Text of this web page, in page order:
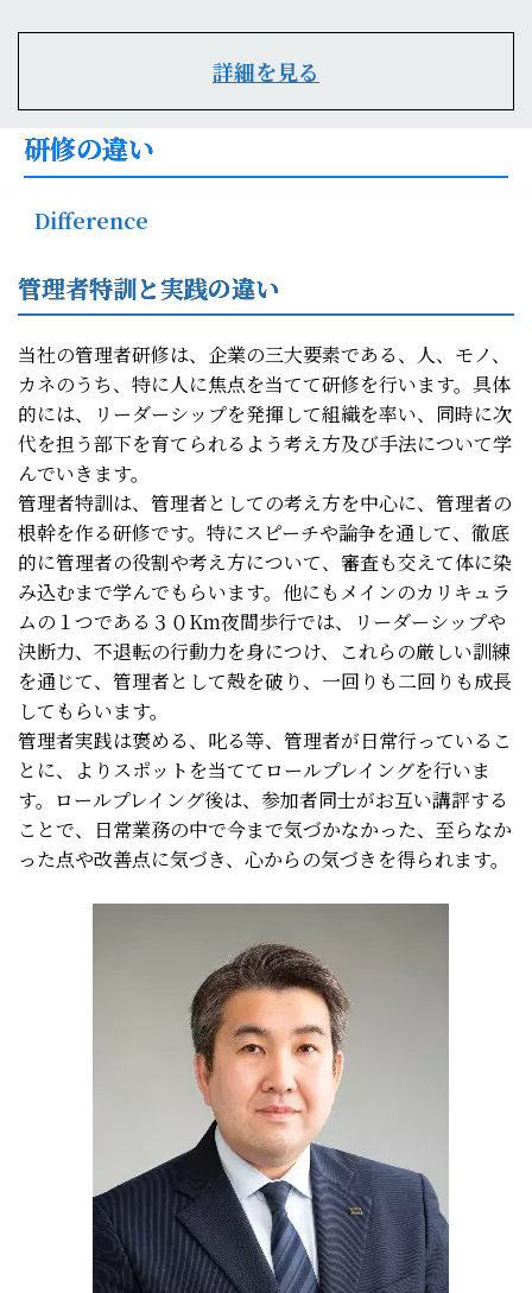
詳細を見る
研修の違い
Difference
管理者特訓と実践の違い
当社の管理者研修は、企業の三大要素である、人、モノ、
カネのうち、特に人に焦点を当てて研修を行います。具体
的には、リーダーシップを発揮して組織を率い、同時に次
代を担う部下を育てられるよう考え方及び手法について学
んでいきます。
管理者特訓は、管理者としての考え方を中心に、管理者の
根幹を作る研修です。特にスピーチや論争を通して、徹底
的に管理者の役割や考え方について、審査も交えて体に染
み込むまで学んでもらいます。他にもメインのカリキュラ
ムの１つである３０Km夜間歩行では、リーダーシップや
決断力、不退転の行動力を身につけ、これらの厳しい訓練
を通じて、管理者として殻を破り、一回りも二回りも成長
してもらいます。
管理者実践は褒める、叱る等、管理者が日常行っているこ
とに、よりスポットを当ててロールプレイングを行いま
す。ロールプレイング後は、参加者同士がお互い講評する
ことで、日常業務の中で今まで気づかなかった、至らなか
った点や改善点に気づき、心からの気づきを得られます。